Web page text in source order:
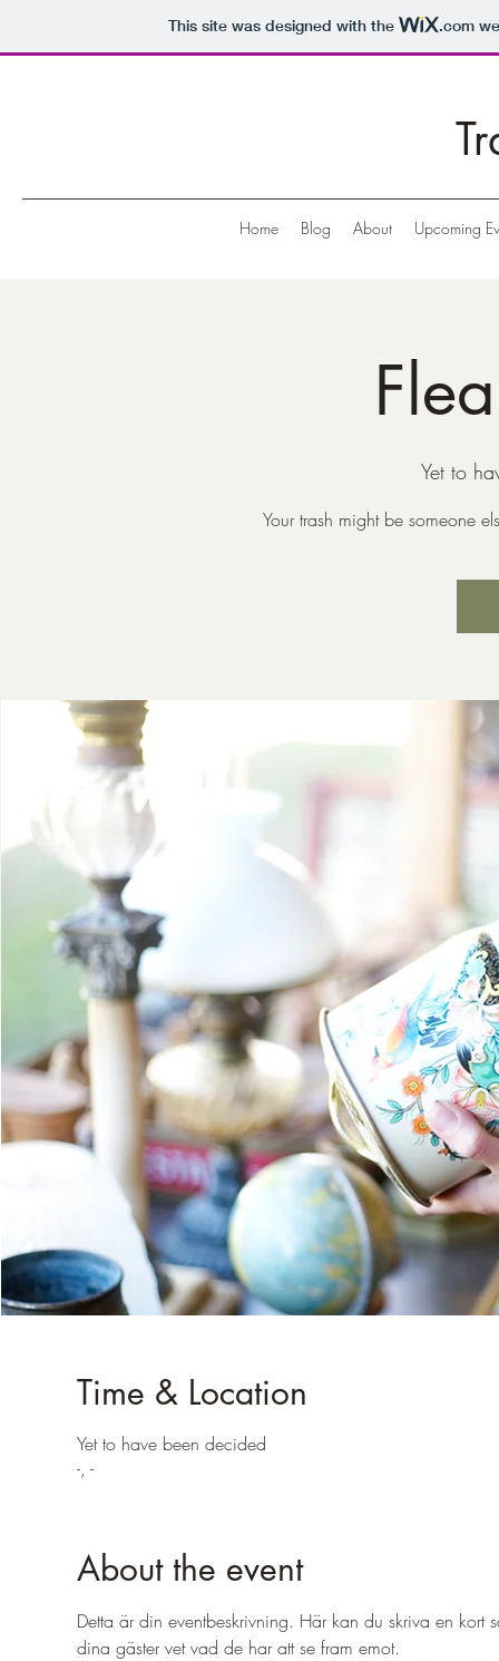
This site was designed with the .com
Home Blog About Upcoming
Yet to
Your trash might be someone
Time & Location
Yet to have been decided
-, -
About the event
Detta är din eventbeskrivning. Här kan du skriva en
dina gäster vet vad de har att se fram emot.